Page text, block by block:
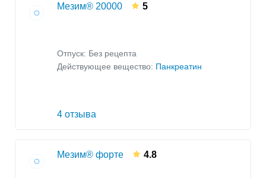
Мезим® 20000 5
Отпуск: Без рецепта
Действующее вещество: Панкреатин
4 отзыва
Мезим® форте 4.8